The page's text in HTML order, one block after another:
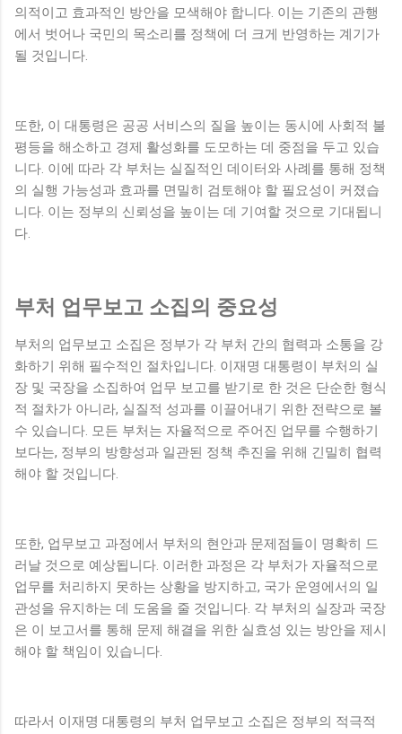
의적이고 효과적인 방안을 모색해야 합니다. 이는 기존의 관행
에서 벗어나 국민의 목소리를 정책에 더 크게 반영하는 계기가
될 것입니다.
또한, 이 대통령은 공공 서비스의 질을 높이는 동시에 사회적 불
평등을 해소하고 경제 활성화를 도모하는 데 중점을 두고 있습
니다. 이에 따라 각 부처는 실질적인 데이터와 사례를 통해 정책
의 실행 가능성과 효과를 면밀히 검토해야 할 필요성이 커졌습
니다. 이는 정부의 신뢰성을 높이는 데 기여할 것으로 기대됩니
다.
부처 업무보고 소집의 중요성
부처의 업무보고 소집은 정부가 각 부처 간의 협력과 소통을 강
화하기 위해 필수적인 절차입니다. 이재명 대통령이 부처의 실
장 및 국장을 소집하여 업무 보고를 받기로 한 것은 단순한 형식
적 절차가 아니라, 실질적 성과를 이끌어내기 위한 전략으로 볼
수 있습니다. 모든 부처는 자율적으로 주어진 업무를 수행하기
보다는, 정부의 방향성과 일관된 정책 추진을 위해 긴밀히 협력
해야 할 것입니다.
또한, 업무보고 과정에서 부처의 현안과 문제점들이 명확히 드
러날 것으로 예상됩니다. 이러한 과정은 각 부처가 자율적으로
업무를 처리하지 못하는 상황을 방지하고, 국가 운영에서의 일
관성을 유지하는 데 도움을 줄 것입니다. 각 부처의 실장과 국장
은 이 보고서를 통해 문제 해결을 위한 실효성 있는 방안을 제시
해야 할 책임이 있습니다.
따라서 이재명 대통령의 부처 업무보고 소집은 정부의 적극적